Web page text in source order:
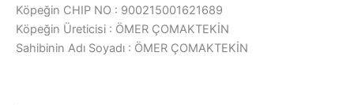
Köpeğin CHIP NO : 900215001621689
Köpeğin Üreticisi : ÖMER ÇOMAKTEKİN
Sahibinin Adı Soyadı : ÖMER ÇOMAKTEKİN